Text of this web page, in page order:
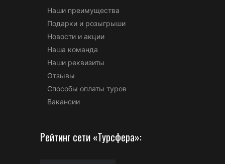
Наши преимущества
Подарки и розыгрыши
Новости и акции
Наша команда
Наши реквизиты
Отзывы
Способы оплаты туров
Вакансии
Рейтинг сети «Турсфера»: